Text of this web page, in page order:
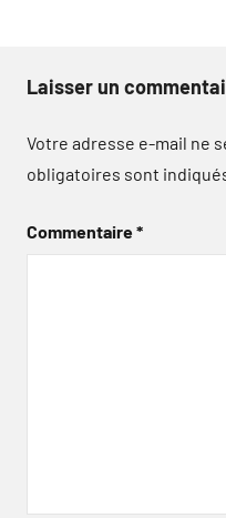
Laisser un
Votre adresse e-mail ne
obligatoires sont
Commentaire*